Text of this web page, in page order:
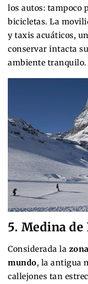
los autos: tampoco
bicicletas. La
y taxis acuáticos,
conservar intacta
ambiente tranquilo.
5. Medina de
Considerada la
mundo, la antigua
callejones tan